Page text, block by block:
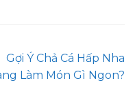
Gợi Ý Chả Cá Hấp Nha
Làm Món Gì Ngon?